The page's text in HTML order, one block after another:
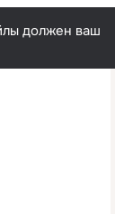
должен ваш